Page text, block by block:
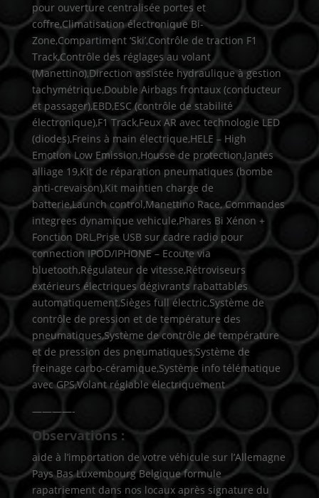
pour ouverture centralisée portes et
coffre,Climatisation électronique Bi-
Zone,Compartiment ‘Ski’,Contrôle de traction F1
Track,Contrôle des réglages au volant
(Manettino),Direction assistée hydraulique à gestion
tachymétrique,Double Airbags frontaux (conducteur
et passager),EBD,ESC (contrôle de stabilité
électronique),F1 Track,Feux AR avec technologie LED
(diodes),Freins à main électrique,HELE – High
Emotion Low Emission,Housse de protection,Jantes
alliage 19,Kit de réparation pneumatiques (bombe
anti-crevaison),Kit maintien charge de
batterie,Launch control,Manettino Race, Commandes
integrees dynamique vehicule,Phares Bi Xénon +
Fonction DRL,Prise USB sur cadre radio pour
connection IPOD/IPHONE – Ecoute via
bluetooth,Régulateur de vitesse,Rétroviseurs
extérieurs électriques dégivrants rabattables
automatiquement,Sièges full électric,Système de
contrôle de pression et de température des
pneumatiques,Système de contrôle de température
et de pression des pneumatiques,Système de
freinage carbo-céramique,Système info télématique
avec GPS,Volant réglable électriquement
————-
Observations :
aide à l’importation de votre véhicule sur l’Allemagne
Pays Bas Luxembourg Belgique formule
rapatriement dans nos locaux après signature du